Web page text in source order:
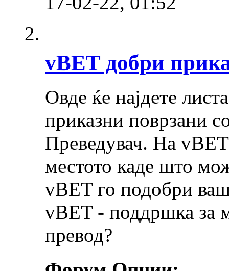
vBET добри
Овде ќе најдете
приказни поврзани
Преведувач. На
местото каде што
vBET го подобри
vBET - поддршка за
превод?